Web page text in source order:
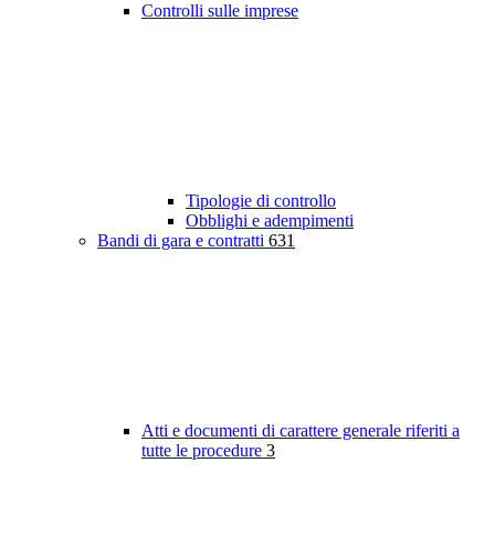
Controlli sulle imprese
Tipologie di controllo
Obblighi e adempimenti
Bandi di gara e contratti 631
Atti e documenti di carattere generale riferiti a
tutte le procedure 3